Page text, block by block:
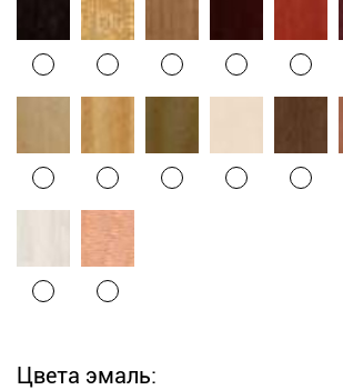
Цвета эмаль: